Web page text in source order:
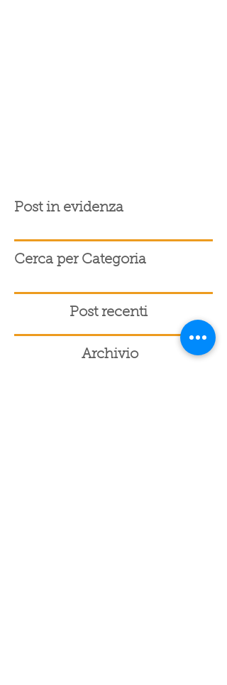
Post in evidenza
Cerca per Categoria
Post recenti
Archivio